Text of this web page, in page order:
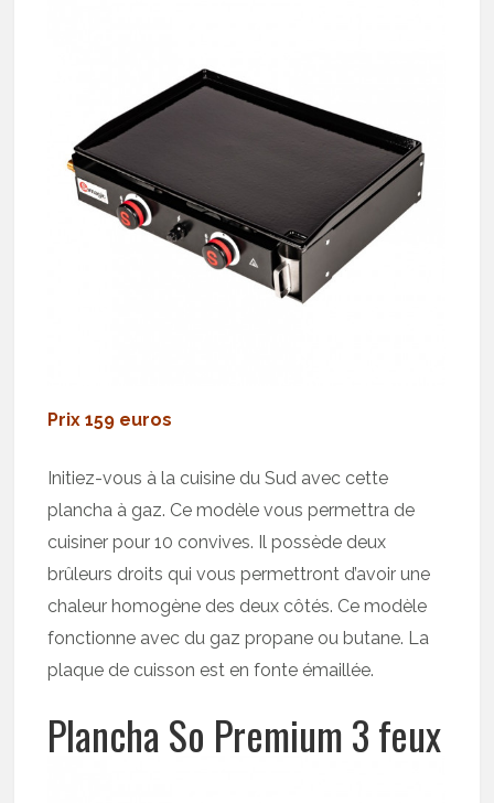
Prix 159 euros
Initiez-vous à la cuisine du Sud avec cette
plancha à gaz. Ce modèle vous permettra de
cuisiner pour 10 convives. Il possède deux
brûleurs droits qui vous permettront d’avoir une
chaleur homogène des deux côtés. Ce modèle
fonctionne avec du gaz propane ou butane. La
plaque de cuisson est en fonte émaillée.
Plancha So Premium 3 feux